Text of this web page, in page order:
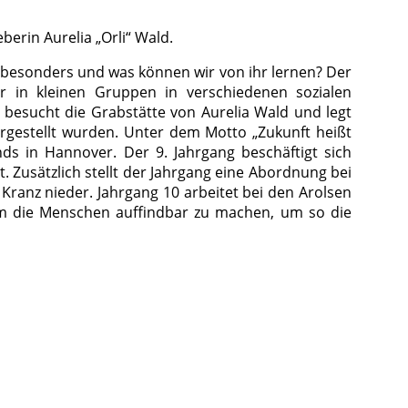
Aurelia „Orli“ Wald.
und was können wir von ihr lernen? Der
in kleinen Gruppen in verschiedenen sozialen
die Grabstätte von Aurelia Wald und legt
wurden. Unter dem Motto „Zukunft heißt
in Hannover. Der 9. Jahrgang beschäftigt sich
stellt der Jahrgang eine Abordnung bei
nieder. Jahrgang 10 arbeitet bei den Arolsen
die Menschen auffindbar zu machen, um so die